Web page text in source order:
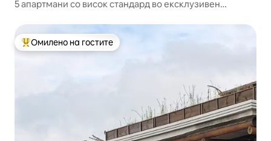
5 апартмани со висок стандард во ексклузивен
Меѓу најуспешните „Омилени на гостите“
Омилено на гостите